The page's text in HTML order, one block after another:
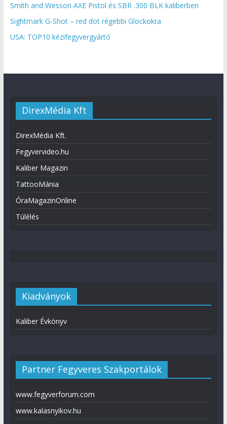
Smith and Wesson AXE Pistol és SBR .300 BLK kaliberben
Sightmark G-Shot – red dot régebbi Glockokra
USA: TOP10 kézifegyvergyártó
DirexMédia Kft
DirexMédia Kft.
Fegyvervideo.hu
Kaliber Magazin
TattooMánia
ÓraMagazinOnline
Túlélés
Kiadványok
Kaliber Évkönyv
Partner Fegyveres Szakportálok
www.fegyverforum.com
www.kalasnyikov.hu